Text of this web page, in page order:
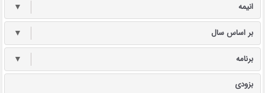
انیمه ▼
بر اساس سال ▼
برنامه ▼
بزودی